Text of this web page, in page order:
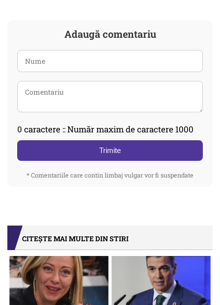
Adaugă comentariu
0 caractere :: Număr maxim de caractere 1000
Trimite
* Comentariile care contin limbaj vulgar vor fi suspendate
CITEȘTE MAI MULTE DIN STIRI